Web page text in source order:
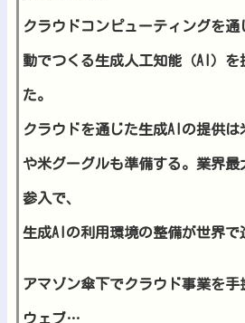
クラウドコンピューティングを通
動でつくる生成人工知能（AI）を
た。
クラウドを通じた生成AIの提供は
や米グーグルも準備する。業界最
参入で、
生成AIの利用環境の整備が世界で
アマゾン傘下でクラウド事業を手
ウェブ…